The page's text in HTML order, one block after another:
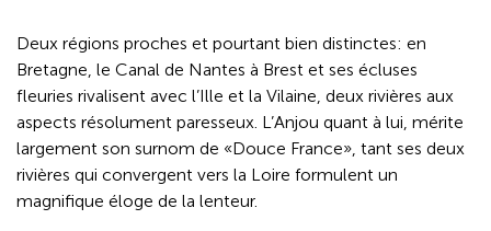
Deux régions proches et pourtant bien distinctes: en
Bretagne, le Canal de Nantes à Brest et ses écluses
fleuries rivalisent avec l’Ille et la Vilaine, deux rivières aux
aspects résolument paresseux. L’Anjou quant à lui, mérite
largement son surnom de «Douce France», tant ses deux
rivières qui convergent vers la Loire formulent un
magnifique éloge de la lenteur.